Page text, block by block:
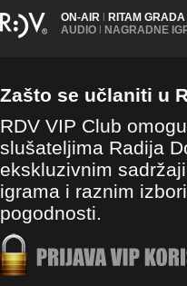
ON-AIR | RITAM GRADA
AUDIO | NAGRADNE
Zašto se učlaniti u
RDV VIP Club
slušateljima Radija
ekskluzivnim
igrama i raznim
pogodnosti.